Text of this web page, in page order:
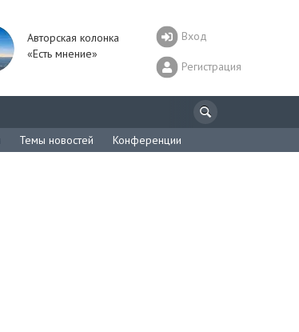
Авторская колонка
«Есть мнение»
Вход
Регистрация
Темы новостей Конференции